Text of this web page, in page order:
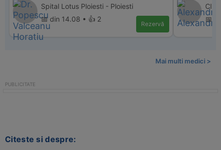
Spital Lotus Ploiesti - Ploiesti
📅 din 14.08 • 👍 2
Rezervă
📅
Mai multi medici >
Citeste si despre: